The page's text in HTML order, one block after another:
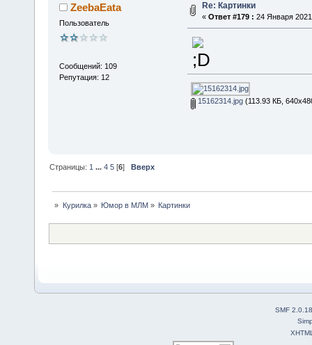
ZeebaEata
Пользователь
Сообщений: 109
Репутация: 12
Re: Картинки
« Ответ #179 : 24 Января
15162314.jpg(113.93 КБ,
Страницы: 1 ...4 5 [6]Вверх
» Курилка» Юмор в МЛМ» Картинки
SMF 2.0.18